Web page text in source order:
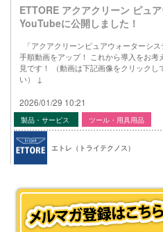
ETTORE アクアクリーン ピュ
YouTubeに公開しました！
「アクアクリーンピュアウォーターシ
手順動画をアップ！ これから導入をお考
見です！ （動画は下記画像をクリックし
い） ↓
2026/01/29 10:21
製品・サービス ツール・用具用品
エトレ（トライテクノス）